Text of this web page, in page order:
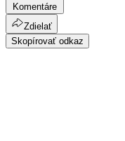
Komentáre
Zdielať
Skopírovať odkaz